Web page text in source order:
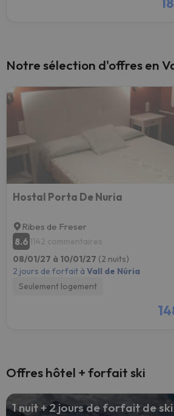
Notre sélection d'offres en
Hostal Porta De Nuria
Ribes de Freser
8.6 1142 commentaires
08/01/27 à 10/01/27 (2 nuits)
2 jours de forfait à Vall de Núria
Seulement logement
Offres hôtel + forfait ski
1 nuit + 2 jours de forfait de ski